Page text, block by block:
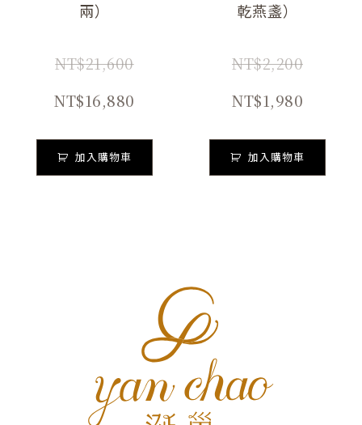
兩）
NT$21,600
NT$16,880
加入購物車
乾燕盞）
NT$2,200
NT$1,980
加入購物車